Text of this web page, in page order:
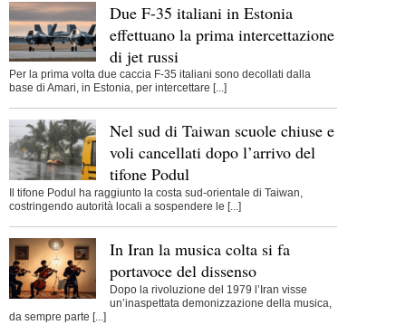
Due F-35 italiani in Estonia
effettuano la prima intercettazione
di jet russi
Per la prima volta due caccia F-35 italiani sono decollati dalla
base di Amari, in Estonia, per intercettare [...]
Nel sud di Taiwan scuole chiuse e
voli cancellati dopo l’arrivo del
tifone Podul
Il tifone Podul ha raggiunto la costa sud-orientale di Taiwan,
costringendo autorità locali a sospendere le [...]
In Iran la musica colta si fa
portavoce del dissenso
Dopo la rivoluzione del 1979 l’Iran visse
un’inaspettata demonizzazione della musica,
da sempre parte [...]